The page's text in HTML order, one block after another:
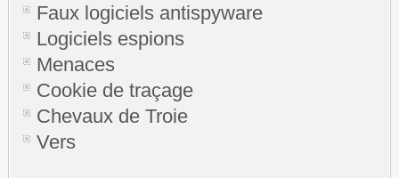
Faux logiciels antispyware
Logiciels espions
Menaces
Cookie de traçage
Chevaux de Troie
Vers